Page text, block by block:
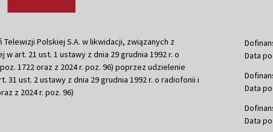
Polskiej S.A. w likwidacji, związanych z
art. 21 ust. 1 ustawy z dnia 29 grudnia 1992 r. o
1722 oraz z 2024 r. poz. 96) poprzez udzielenie
ust. 2 ustawy z dnia 29 grudnia 1992 r. o radiofonii i
z 2024 r. poz. 96)
Data
Data
Data